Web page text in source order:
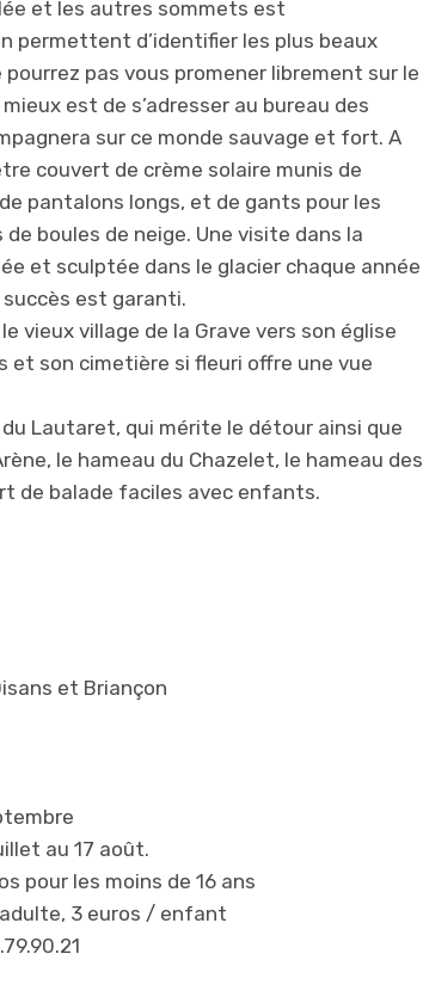
et les autres sommets est
permettent d’identifier les plus beaux
pas vous promener librement sur le
est de s’adresser au bureau des
sur ce monde sauvage et fort. A
couvert de crème solaire munis de
pantalons longs, et de gants pour les
boules de neige. Une visite dans la
et sculptée dans le glacier chaque année
est garanti.
vieux village de la Grave vers son église
et son cimetière si fleuri offre une vue
Lautaret, qui mérite le détour ainsi que
le hameau du Chazelet, le hameau des
de balade faciles avec enfants.
et Briançon
au 17 août.
pour les moins de 16 ans
3 euros / enfant